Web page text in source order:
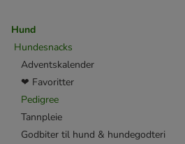
Hund
Hundesnacks
Adventskalender
❤ Favoritter
Pedigree
Tannpleie
Godbiter til hund & hundegodteri